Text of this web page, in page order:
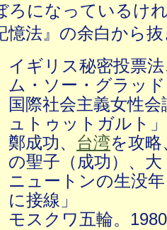
ろになっているけ
憶法』の余白から
イギリス秘密投票
ム・ソー・グラッ
国際社会主義女性
ュトゥットガルト」
鄭成功、 台湾を攻
の聖子（成功）、
ニュートンの生没
に接線」
モスクワ五輪。